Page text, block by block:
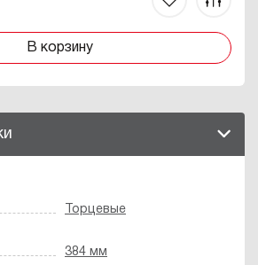
В корзину
Торцевые
384 мм